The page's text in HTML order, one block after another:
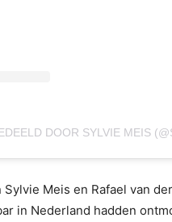
DOOR SYLVIE MEIS
Meis en Rafael van
in Nederland hadden